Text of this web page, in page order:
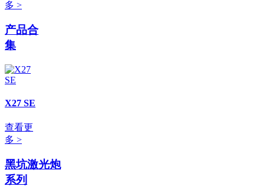
多 >
产品合
集
X27 SE
查看更
多 >
黑坑激光炮
系列